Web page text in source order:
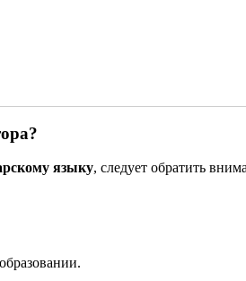
языку, следует обратить